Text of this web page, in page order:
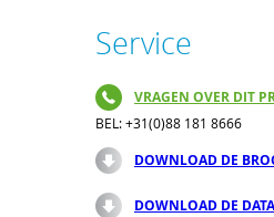
Service
VRAGEN OVER DIT
BEL: +31(0)88 181 8666
DOWNLOAD DE
DOWNLOAD DE